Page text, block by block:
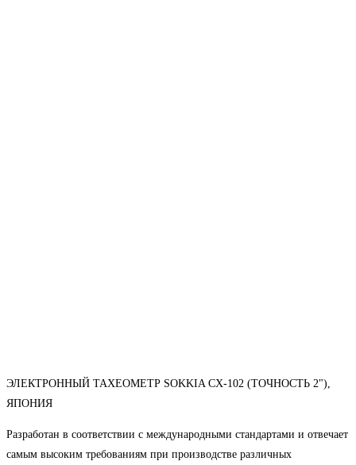
ЭЛЕКТРОННЫЙ ТАХЕОМЕТР SOKKIA CX-102 (ТОЧНОСТЬ 2"),
ЯПОНИЯ
Разработан в соответствии с международными стандартами и отвечает
самым высоким требованиям при производстве различных